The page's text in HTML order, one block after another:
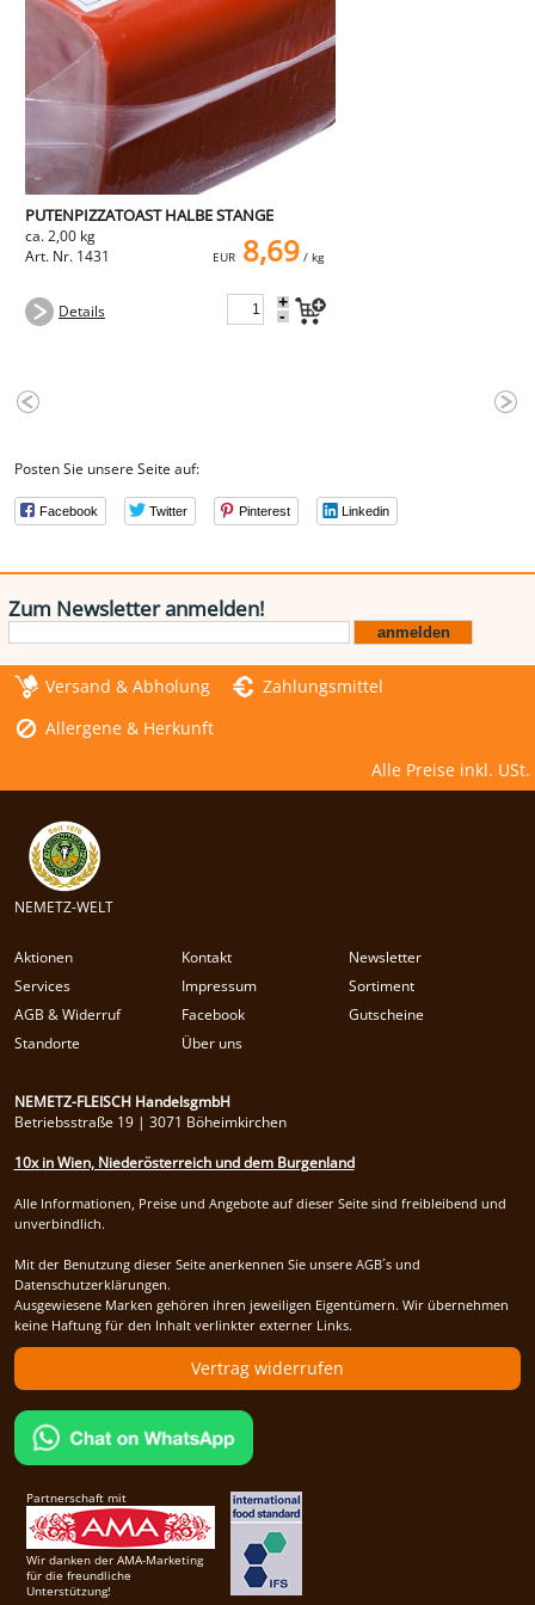
NEMETZ-DOGS
Hundefutter
nass
trocken
Katzenfutter
Gutschein kaufen
PUTENPIZZATOAST HALBE STANGE
ca. 2,00 kg
Art. Nr. 1431
EUR 8,69/ kg
Details +
-
Posten Sie unsere Seite auf:
Facebook Twitter Pinterest Linkedin
Zum Newsletter anmelden!
Versand & Abholung
Zahlungsmittel
Allergene & Herkunft
Alle Preise inkl. USt.
NEMETZ-WELT
Aktionen Kontakt
Newsletter
Services
Impressum
Sortiment
AGB & Widerruf
Facebook
Gutscheine
Standorte
Über uns
NEMETZ-FLEISCH HandelsgmbH
Betriebsstraße 19 | 3071 Böheimkirchen
10x in Wien, Niederösterreich und dem Burgenland
Alle Informationen, Preise und Angebote auf dieser Seite sind freibleibend und
unverbindlich.
Mit der Benutzung dieser Seite anerkennen Sie unsere AGB´s und
Datenschutzerklärungen.
Ausgewiesene Marken gehören ihren jeweiligen Eigentümern. Wir übernehmen
keine Haftung für den Inhalt verlinkter externer Links.
Vertrag widerrufen
Partnerschaft mit
Wir danken der AMA-Marketing
für die freundliche
Unterstützung!